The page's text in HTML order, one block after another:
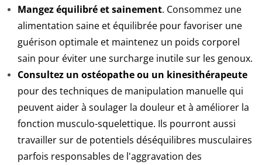
Mangez équilibré et sainement. Consommez une
alimentation saine et équilibrée pour favoriser une
guérison optimale et maintenez un poids corporel
sain pour éviter une surcharge inutile sur les genoux.
Consultez un ostéopathe ou un kinesithérapeute
pour des techniques de manipulation manuelle qui
peuvent aider à soulager la douleur et à améliorer la
fonction musculo-squelettique. Ils pourront aussi
travailler sur de potentiels déséquilibres musculaires
parfois responsables de l'aggravation des